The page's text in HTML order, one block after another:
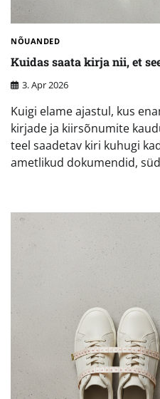
NÕUANDED
Kuidas saata kirja nii, et
3. Apr 2026
Kuigi elame ajastul, kus
kirjade ja kiirsõnumite
teel saadetav kiri kuhugi
ametlikud dokumendid,